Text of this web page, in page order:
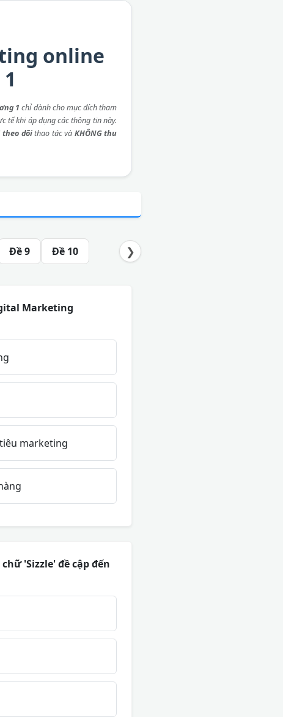
online
1 chỉ dành cho mục đích tham
tế khi áp dụng các thông tin này.
theo dõithao tác và KHÔNG thu
Đề 9 Đề 10 ❯
Marketing
marketing
'Sizzle' đề cập đến